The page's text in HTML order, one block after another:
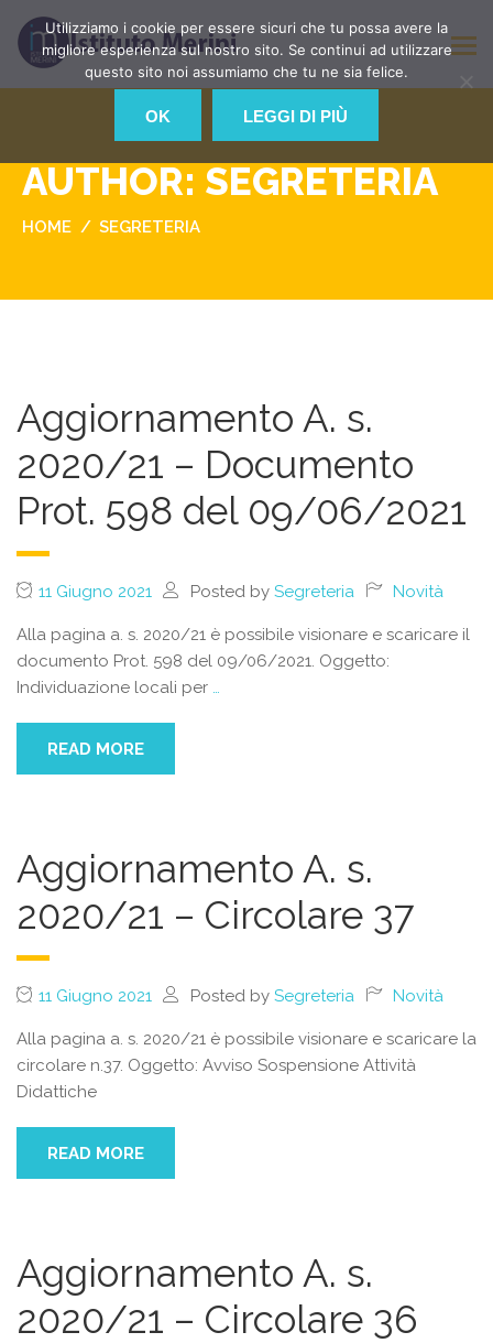
AUTHOR: SEGRETERIA
HOME SEGRETERIA
Aggiornamento A. s.
2020/21 – Documento
Prot. 598 del 09/06/2021
11 Giugno 2021 Posted by Segreteria Novità
Alla pagina a. s. 2020/21 è possibile visionare e scaricare il
documento Prot. 598 del 09/06/2021. Oggetto:
Individuazione locali per …
READ MORE
Aggiornamento A. s.
2020/21 – Circolare 37
11 Giugno 2021 Posted by Segreteria Novità
Alla pagina a. s. 2020/21 è possibile visionare e scaricare la
circolare n.37. Oggetto: Avviso Sospensione Attività
Didattiche
READ MORE
Aggiornamento A. s.
2020/21 – Circolare 36
Utilizziamo i cookie per essere sicuri che tu possa avere la
migliore esperienza sul nostro sito. Se continui ad utilizzare
questo sito noi assumiamo che tu ne sia felice.
OK LEGGI DI PIÙ